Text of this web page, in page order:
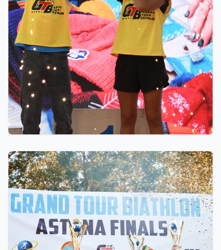
10 миллионов тенге областям, премии от
Ербола Хамитова и хрустальные кубки: как
прошел финал GRAND TOUR BIATHLON в
Астане